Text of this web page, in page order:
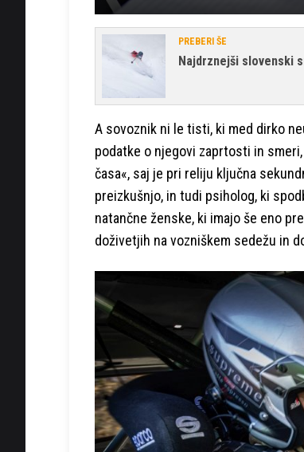
PREBERI ŠE
Najdrznejši slovenski
A sovoznik ni le tisti, ki med dirko
podatke o njegovi zaprtosti in
časa«, saj je pri reliju ključna
preizkušnjo, in tudi psiholog, ki
natančne ženske, ki imajo še eno
doživetjih na vozniškem sedežu in